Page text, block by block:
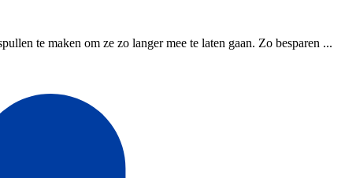
te maken om ze zo langer mee te laten gaan. Zo besparen ...